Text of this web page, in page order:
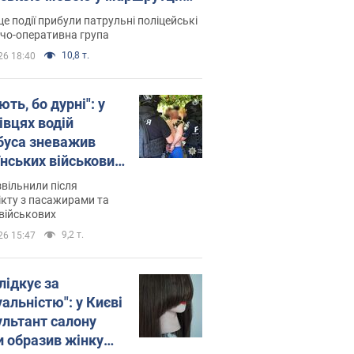
склала адмінпротокол.
події прибули патрульні поліцейські
оперативна група
18:40 10,8 т.
бо дурні": у
водій
зневажив
військових
Відео
після
з пасажирами та
15:47 9,2 т.
за
у Києві
салону
образив жінку